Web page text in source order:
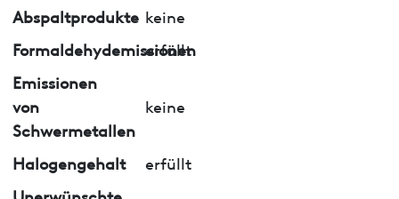
Abspaltprodukte keine
Formaldehydemissionen
erfüllt
Emissionen
von
Schwermetallen
keine
Halogengehalt
erfüllt